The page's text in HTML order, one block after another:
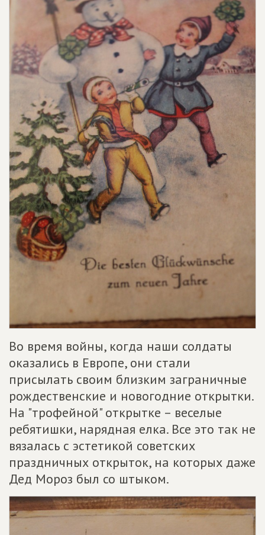
Во время войны, когда наши солдаты
оказались в Европе, они стали
присылать своим близким заграничные
рождественские и новогодние открытки.
На "трофейной" открытке – веселые
ребятишки, нарядная елка. Все это так не
вязалась с эстетикой советских
праздничных открыток, на которых даже
Дед Мороз был со штыком.